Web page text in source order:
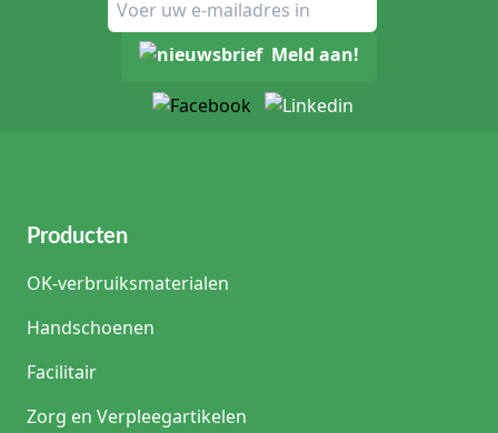
Meld aan!
Producten
OK-verbruiksmaterialen
Handschoenen
Facilitair
Zorg en Verpleegartikelen